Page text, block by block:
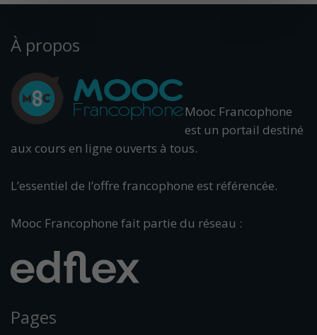
À propos
Mooc Francophone
est un portail destiné
aux cours en ligne ouverts à tous.
L’essentiel de l’offre francophone est référencée.
Mooc Francophone fait partie du réseau :
Pages